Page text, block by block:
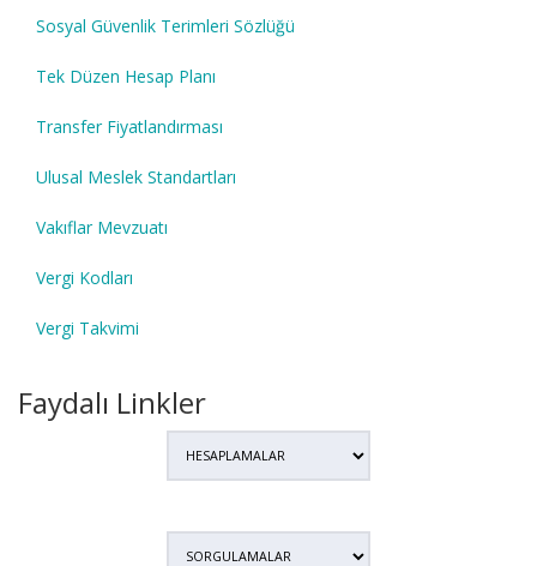
Sosyal Güvenlik Terimleri Sözlüğü
Tek Düzen Hesap Planı
Transfer Fiyatlandırması
Ulusal Meslek Standartları
Vakıflar Mevzuatı
Vergi Kodları
Vergi Takvimi
Faydalı Linkler